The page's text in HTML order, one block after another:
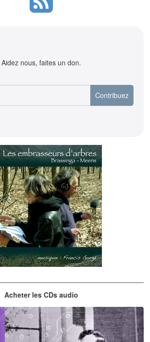
Aidez nous, faites un don.
Les embrasseurs d'arbres
Acheter les CDs audio